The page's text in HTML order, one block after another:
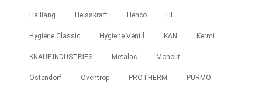
Hailiang Heisskraft Henco HL
Hygiene Classic Hygiene Ventil KAN Kermi
KNAUF INDUSTRIES Metalac Monolit
Ostendorf Oventrop PROTHERM PURMO